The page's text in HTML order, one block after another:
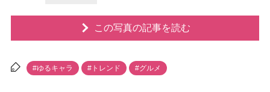
この写真の記事を読む
#ゆるキャラ #トレンド #グルメ